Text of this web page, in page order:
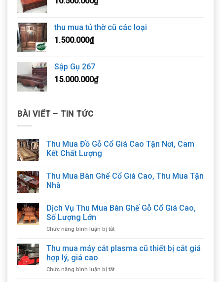
thu mua tủ thờ cũ các loại
1.500.000₫
Sập Gụ 267
15.000.000₫
BÀI VIẾT – TIN TỨC
Thu Mua Đồ Gỗ Cổ Giá Cao Tận Nơi, Cam
Kết Chất Lượng
Thu Mua Bàn Ghế Cổ Giá Cao, Thu Mua Tận
Nhà
Dịch Vụ Thu Mua Bàn Ghế Gỗ Cổ Giá Cao,
Số Lượng Lớn
Chức năng bình luận bị tắtở
Vụ
Bàn
Thu mua máy cắt plasma cũ thiết bị cắt giá
hợp lý, giá cao
Chức năng bình luận bị tắtở